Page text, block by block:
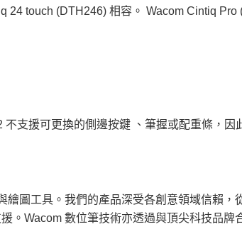
24 touch (DTH246) 相容。 Wacom Cintiq Pro
不支援可更換的側邊按鍵 、筆握或配重條，因
圖工具。我們的產品深受各創意領域信賴，
。Wacom 數位筆技術亦透過與頂尖科技品牌